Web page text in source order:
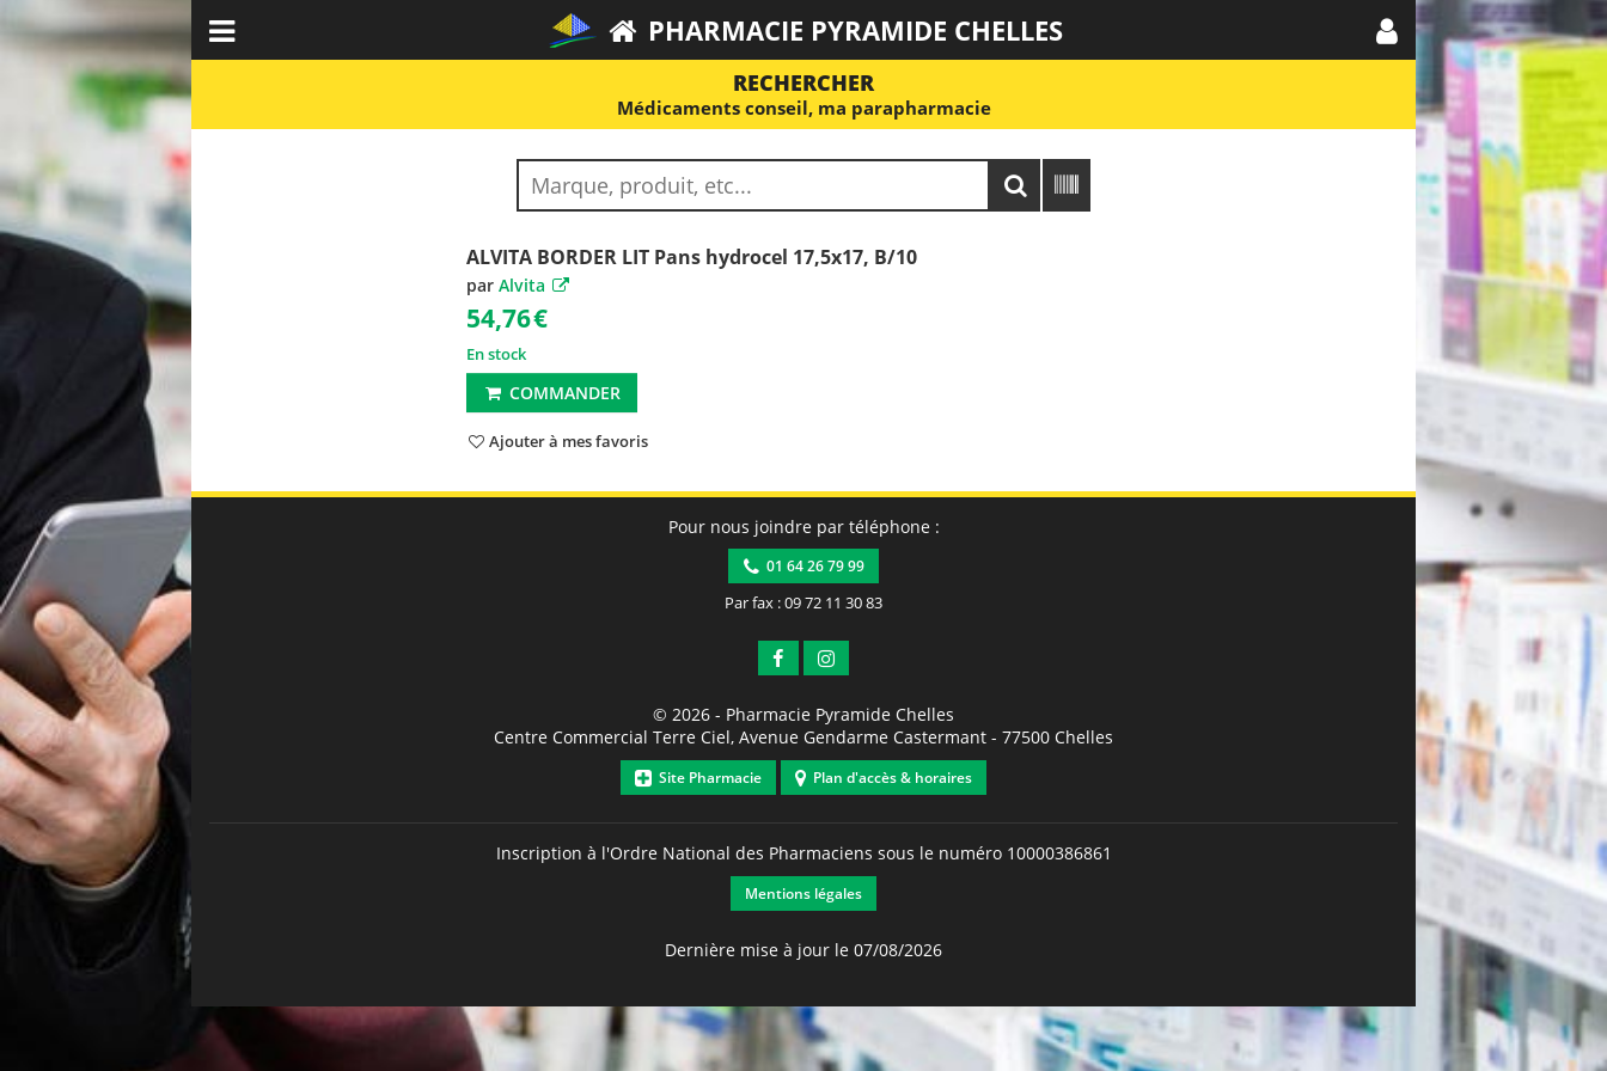
PHARMACIE PYRAMIDE CHELLES
RECHERCHER
Médicaments conseil, ma parapharmacie
ALVITA BORDER LIT Pans hydrocel 17,5x17, B/10
par Alvita
54,76€
En stock
COMMANDER
Ajouter à mes favoris
Pour nous joindre par téléphone :
01 64 26 79 99
Par fax : 09 72 11 30 83
© 2026 - Pharmacie Pyramide Chelles
Centre Commercial Terre Ciel, Avenue Gendarme Castermant - 77500 Chelles
Site Pharmacie Plan d'accès & horaires
Inscription à l'Ordre National des Pharmaciens sous le numéro 10000386861
Mentions légales
Dernière mise à jour le 07/08/2026